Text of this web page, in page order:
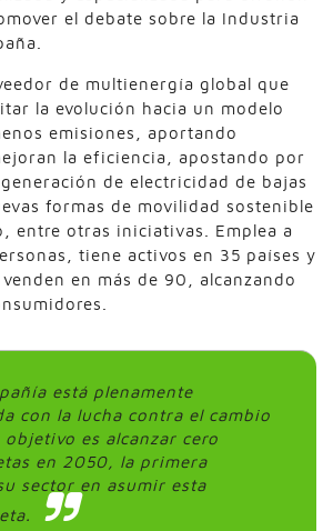
el debate sobre la Industria
de multienergía global que
la evolución hacia un modelo
emisiones, aportando
la eficiencia, apostando por
de electricidad de bajas
formas de movilidad sostenible
entre otras iniciativas. Emplea a
tiene activos en 35 países y
en más de 90, alcanzando
está plenamente
con la lucha contra el cambio
objetivo es alcanzar cero
en 2050, la primera
sector en asumir esta